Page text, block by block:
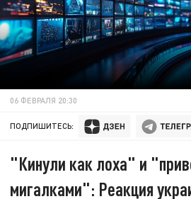
06 ФЕВРАЛЯ 20:30
ПОДПИШИТЕСЬ:
"Кинули как лоха" и
мигалками": Реакция